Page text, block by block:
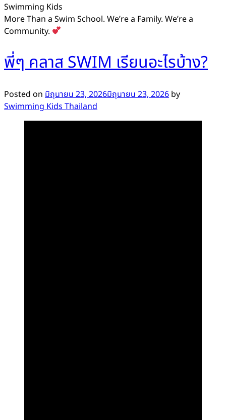
Swimming Kids
More Than a Swim School. We’re a Family. We’re a
Community.
พี่ๆ คลาส SWIM เรียนอะไรบ้าง?
Posted on มิถุนายน 23, 2026มิถุนายน 23, 2026 by
Swimming Kids Thailand